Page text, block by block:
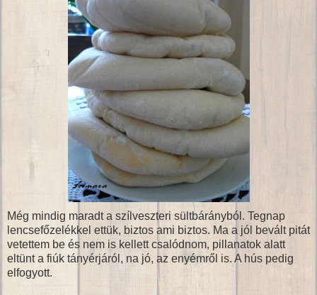
Még mindig maradt a szílveszteri sültbárányból. Tegnap
lencsefőzelékkel ettük, biztos ami biztos. Ma a jól bevált pitát
vetettem be és nem is kellett csalódnom, pillanatok alatt
eltünt a fiúk tányérjáról, na jó, az enyémről is. A hús pedig
elfogyott.